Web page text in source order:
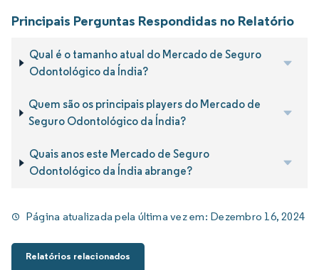
Principais Perguntas Respondidas no Relatório
Qual é o tamanho atual do Mercado de Seguro
Odontológico da Índia?
Quem são os principais players do Mercado de
Seguro Odontológico da Índia?
Quais anos este Mercado de Seguro
Odontológico da Índia abrange?
Página atualizada pela última vez em: Dezembro 16, 2024
Relatórios relacionados